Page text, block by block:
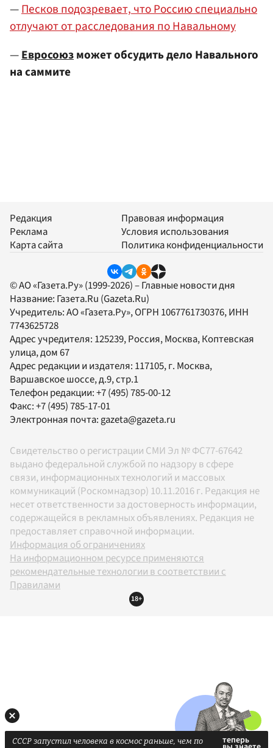
—Песков подозревает, что Россию специально
отлучают от расследования по Навальному
—Евросоюзможет обсудить дело Навального
на саммите
Редакция
Реклама
Карта сайта
Правовая информация
Условия использования
Политика конфиденциальности
© АО «Газета.Ру» (1999-2026) – Главные новости дня
Название: Газета.Ru (Gazeta.Ru)
Учредитель:АО «Газета.Ру», ОГРН 1067761730376, ИНН
7743625728
Адрес учредителя: 125239, Россия, Москва, Коптевская
улица, дом 67
Адрес редакции и издателя: 117105, г. Москва,
Варшавское шоссе, д.9, стр.1
Телефон редакции:+7 (495) 785-00-12
Факс:+7 (495) 785-17-01
Электронная почта:gazeta@gazeta.ru
Свидетельство о регистрации СМИ Эл № ФС77-67642
выдано федеральной службой по надзору в сфере
связи, информационных технологий и массовых
коммуникаций (Роскомнадзор) 10.11.2016 г. Редакция не
несет ответственности за достоверность информации,
содержащейся в рекламных объявлениях. Редакция не
предоставляет справочной информации.
Информация об ограничениях
На информационном ресурсе применяются
рекомендательные технологии в соответствии с
Правилами
18+
СССР запустил человека в космос раньше, чем по